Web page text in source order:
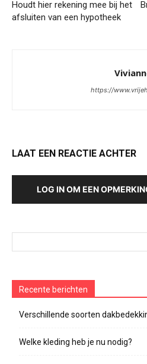
Houdt hier rekening mee bij het
afsluiten van een hypotheek
https://
LAAT EEN REACTIE ACHTER
LOG IN OM EEN
Recente berichten
Verschillende soorten
Welke kleding heb je nu nodig?